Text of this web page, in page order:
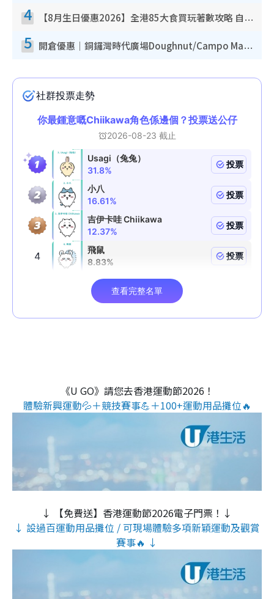
4 【8月生日優惠2026】全港85大食買玩著數攻略 自助餐/火鍋放題同行免費＋誠品/DONKI送現金券
5 開倉優惠｜銅鑼灣時代廣場Doughnut/Campo Marzio開倉低至1折！背囊、書包、手袋劈價$200起
《U GO》請您去香港運動節2026！
體驗新興運動💦＋競技賽事💪＋100+運動用品攤位🔥
↓ 【免費送】香港運動節2026電子門票！↓
↓ 設過百運動用品攤位 / 可現場體驗多項新穎運動及觀賞
賽事🔥 ↓